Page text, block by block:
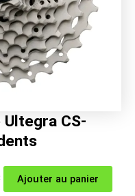
CS-
Ajouter au panier